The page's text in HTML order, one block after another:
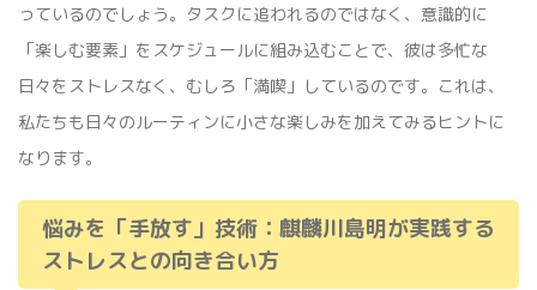
っているのでしょう。タスクに追われるのではなく、意識的に
「楽しむ要素」をスケジュールに組み込むことで、彼は多忙な
日々をストレスなく、むしろ「満喫」しているのです。これは、
私たちも日々のルーティンに小さな楽しみを加えてみるヒントに
なります。
悩みを「手放す」技術：麒麟川島明が実践する
ストレスとの向き合い方